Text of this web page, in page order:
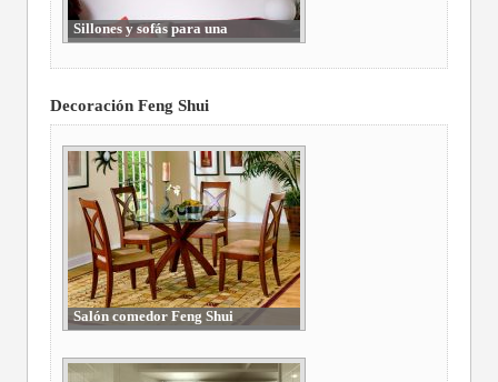
Sillones y sofás para una
Decoración Feng Shui
Salón comedor Feng Shui